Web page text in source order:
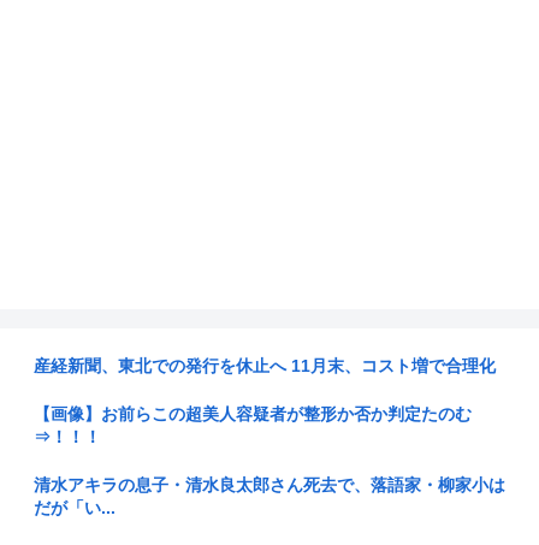
産経新聞、東北での発行を休止へ 11月末、コスト増で合理化
【画像】お前らこの超美人容疑者が整形か否か判定たのむ
⇒！！！
清水アキラの息子・清水良太郎さん死去で、落語家・柳家小は
だが「い...